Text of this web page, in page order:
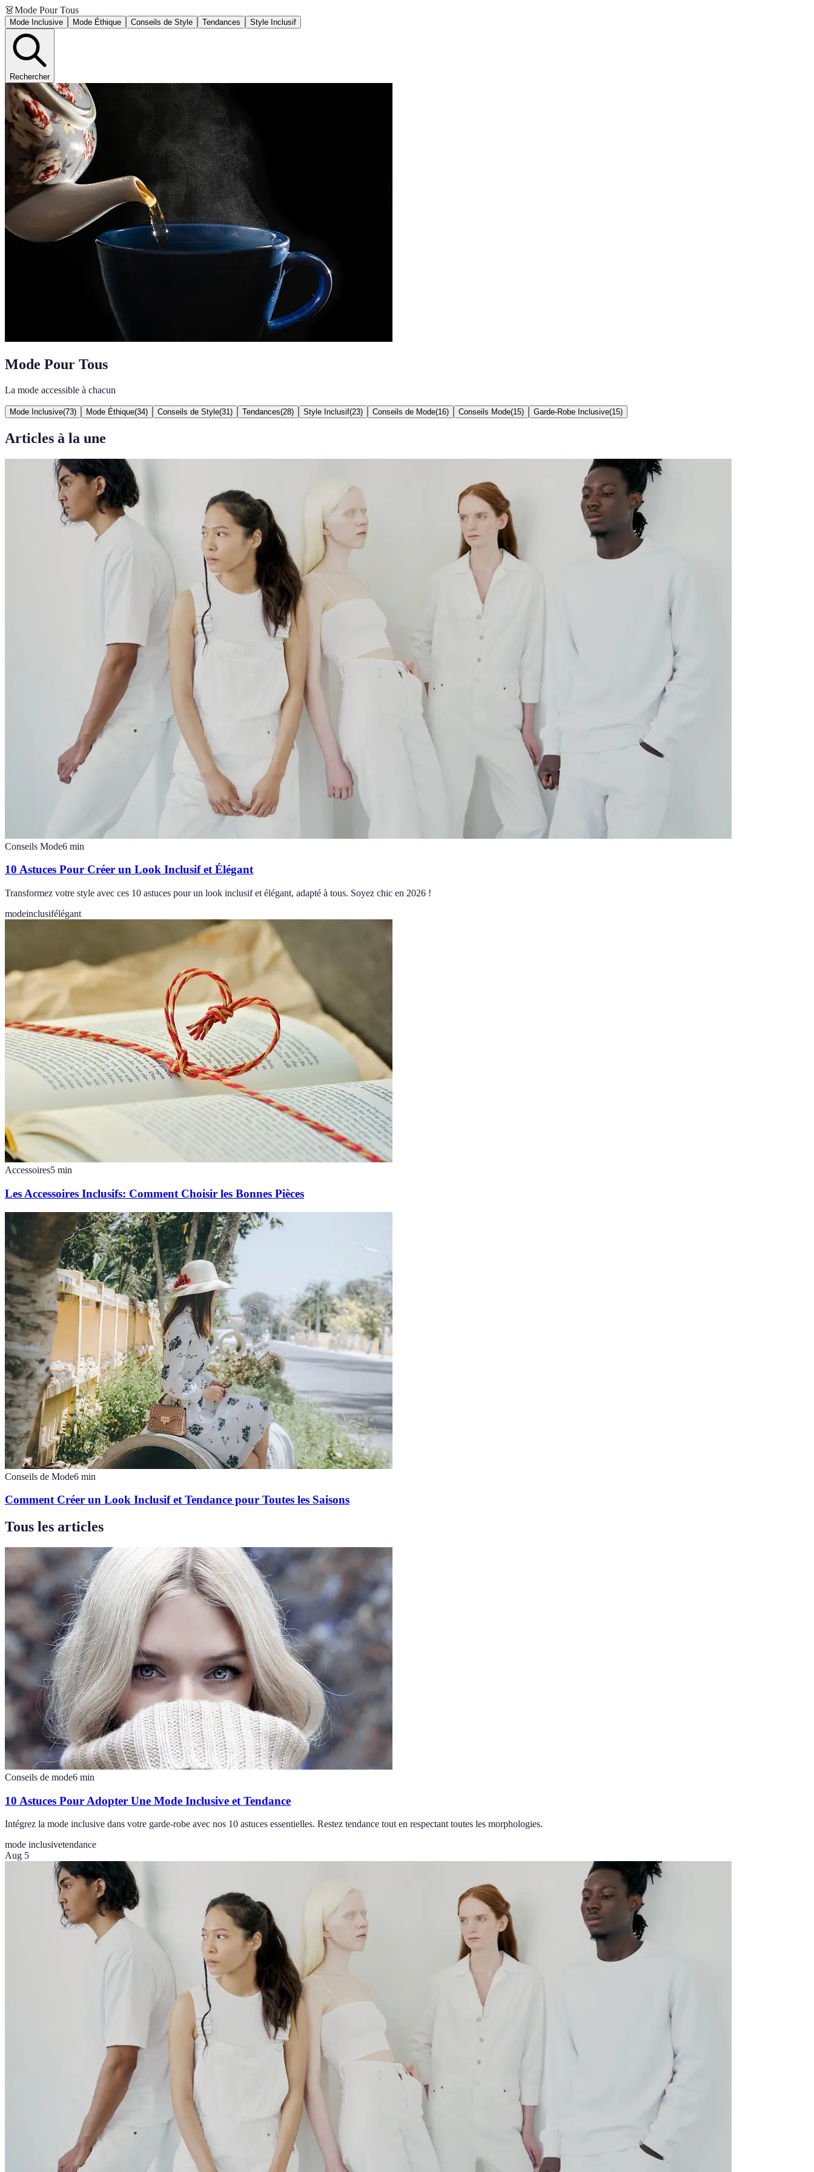
👗Mode Pour Tous
Mode Inclusive Mode Éthique Conseils de Style Tendances Style Inclusif
Rechercher
Mode Pour Tous
La mode accessible à chacun
Mode Inclusive(73) Mode Éthique(34) Conseils de Style(31 ) Tendances(28) Style Inclusif(23) Conseils de Mode(16) Conseils Mode(15) Garde-Robe Inclusive(15)
Articles à la une
Conseils Mode6 min
10 Astuces Pour Créer un Look Inclusif et Élégant
Transformez votre style avec ces 10 astuces pour un look inclusif et élégant, adapté à tous. Soyez chic en 2026 !
modeinclusifélégant
Accessoires5 min
Les Accessoires Inclusifs: Comment Choisir les Bonnes Pièces
Conseils de Mode6 min
Comment Créer un Look Inclusif et Tendance pour Toutes les Saisons
Tous les articles
Conseils de mode6 min
10 Astuces Pour Adopter Une Mode Inclusive et Tendance
Intégrez la mode inclusive dans votre garde-robe avec nos 10 astuces essentielles. Restez tendance tout en respectant toutes les morphologies.
mode inclusivetendance
Aug 5